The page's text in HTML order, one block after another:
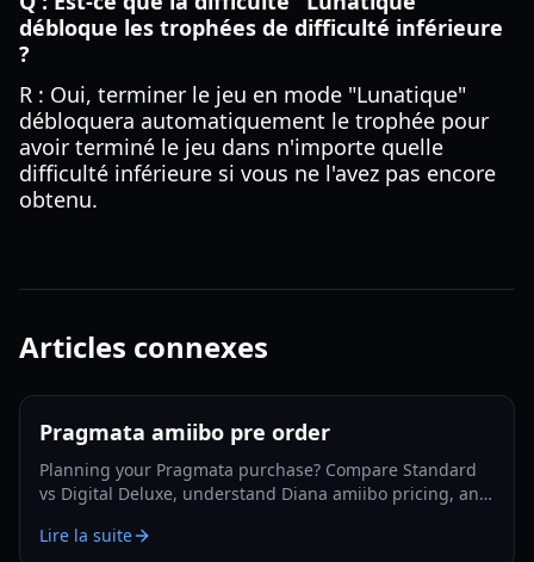
débloque les trophées de difficulté inférieure
?
R : Oui, terminer le jeu en mode "Lunatique"
débloquera automatiquement le trophée pour
avoir terminé le jeu dans n'importe quelle
difficulté inférieure si vous ne l'avez pas encore
obtenu.
Articles connexes
Pragmata amiibo pre order
Planning your Pragmata purchase? Compare Standard
vs Digital Deluxe, understand Diana amiibo pricing, and
Lire la suite